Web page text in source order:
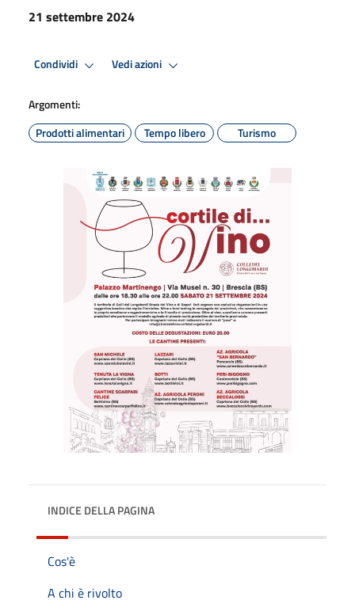
21 settembre 2024
Condividi Vedi azioni
Argomenti:
Prodotti alimentari
Tempo libero Turismo
INDICE DELLA PAGINA
Cos'è
A chi è rivolto